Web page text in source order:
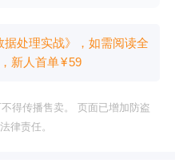
处理实战》，如需阅读全
，新⼈⾸单¥59
得传播售卖。 页面已增加防盗
律责任。